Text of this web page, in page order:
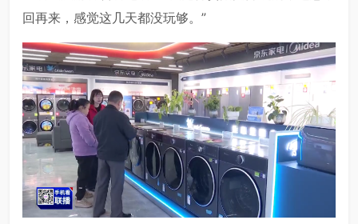
回再来，感觉这几天都没玩够。”